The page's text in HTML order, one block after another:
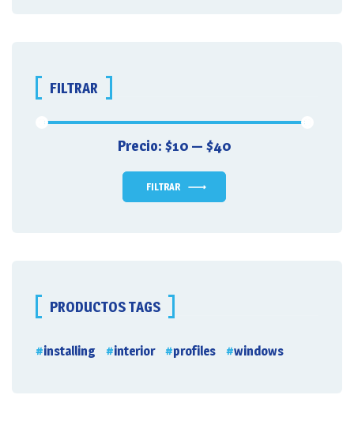
FILTRAR
FILTRAR
Precio: $10— $40
PRODUCTOS TAGS
installing interior profiles windows